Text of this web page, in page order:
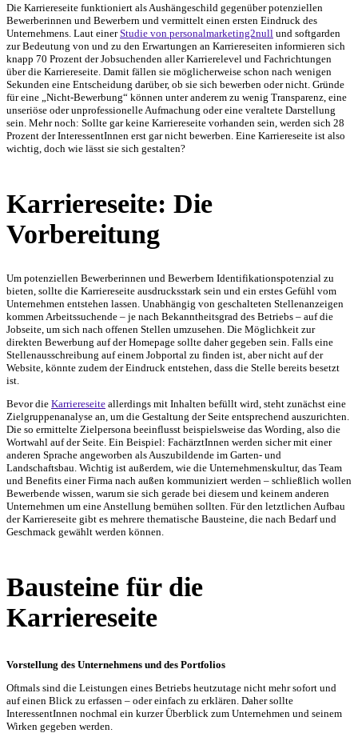
Die Karriereseite funktioniert als Aushängeschild gegenüber potenziellen
Bewerberinnen und Bewerbern und vermittelt einen ersten Eindruck des
Unternehmens. Laut einerStudie von personalmarketing2null und softgarden
zur Bedeutung von und zu den Erwartungen an Karriereseiten informieren sich
knapp 70 Prozent der Jobsuchenden aller Karrierelevel und Fachrichtungen
über die Karriereseite. Damit fällen sie möglicherweise schon nach wenigen
Sekunden eine Entscheidung darüber, ob sie sich bewerben oder nicht. Gründe
für eine „Nicht-Bewerbung“ können unter anderem zu wenig Transparenz, eine
unseriöse oder unprofessionelle Aufmachung oder eine veraltete Darstellung
sein. Mehr noch: Sollte gar keine Karriereseite vorhanden sein, werden sich 28
Prozent der InteressentInnen erst gar nicht bewerben. Eine Karriereseite ist also
wichtig, doch wie lässt sie sich gestalten?
Karriereseite: Die
Vorbereitung
Um potenziellen Bewerberinnen und Bewerbern Identifikationspotenzial zu
bieten, sollte die Karriereseite ausdrucksstark sein und ein erstes Gefühl vom
Unternehmen entstehen lassen. Unabhängig von geschalteten Stellenanzeigen
kommen Arbeitssuchende – je nach Bekanntheitsgrad des Betriebs – auf die
Jobseite, um sich nach offenen Stellen umzusehen. Die Möglichkeit zur
direkten Bewerbung auf der Homepage sollte daher gegeben sein. Falls eine
Stellenausschreibung auf einem Jobportal zu finden ist, aber nicht auf der
Website, könnte zudem der Eindruck entstehen, dass die Stelle bereits besetzt
ist.
Bevor die Karriereseite allerdings mit Inhalten befüllt wird, steht zunächst eine
Zielgruppenanalyse an, um die Gestaltung der Seite entsprechend auszurichten.
Die so ermittelte Zielpersona beeinflusst beispielsweise das Wording, also die
Wortwahl auf der Seite. Ein Beispiel: FachärztInnen werden sicher mit einer
anderen Sprache angeworben als Auszubildende im Garten- und
Landschaftsbau. Wichtig ist außerdem, wie die Unternehmenskultur, das Team
und Benefits einer Firma nach außen kommuniziert werden – schließlich wollen
Bewerbende wissen, warum sie sich gerade bei diesem und keinem anderen
Unternehmen um eine Anstellung bemühen sollten. Für den letztlichen Aufbau
der Karriereseite gibt es mehrere thematische Bausteine, die nach Bedarf und
Geschmack gewählt werden können.
Bausteine für die
Karriereseite
Vorstellung des Unternehmens und des Portfolios
Oftmals sind die Leistungen eines Betriebs heutzutage nicht mehr sofort und
auf einen Blick zu erfassen – oder einfach zu erklären. Daher sollte
InteressentInnen nochmal ein kurzer Überblick zum Unternehmen und seinem
Wirken gegeben werden.